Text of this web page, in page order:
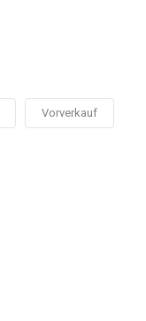
Vorverkauf